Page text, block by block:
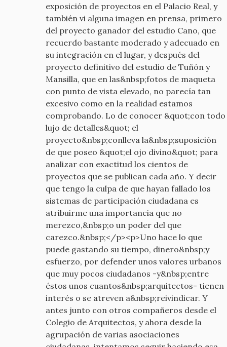
exposición de proyectos en el Palacio Real, y
también vi alguna imagen en prensa, primero
del proyecto ganador del estudio Cano, que
recuerdo bastante moderado y adecuado en
su integración en el lugar, y después del
proyecto definitivo del estudio de Tuñón y
Mansilla, que en las&nbsp;fotos de maqueta
con punto de vista elevado, no parecía tan
excesivo como en la realidad estamos
comprobando. Lo de conocer &quot;con todo
lujo de detalles&quot; el
proyecto&nbsp;conlleva la&nbsp;suposición
de que poseo &quot;el ojo divino&quot; para
analizar con exactitud los cientos de
proyectos que se publican cada año. Y decir
que tengo la culpa de que hayan fallado los
sistemas de participación ciudadana es
atribuirme una importancia que no
merezco,&nbsp;o un poder del que
carezco.&nbsp;</p><p>Uno hace lo que
puede gastando su tiempo, dinero&nbsp;y
esfuerzo, por defender unos valores urbanos
que muy pocos ciudadanos -y&nbsp;entre
éstos unos cuantos&nbsp;arquitectos- tienen
interés o se atreven a&nbsp;reivindicar. Y
antes junto con otros compañeros desde el
Colegio de Arquitectos, y ahora desde la
agrupación de varias asociaciones